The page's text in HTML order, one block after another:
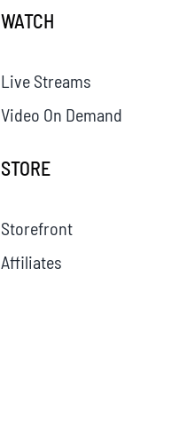
WATCH
Live Streams
Video On Demand
STORE
Storefront
Affiliates